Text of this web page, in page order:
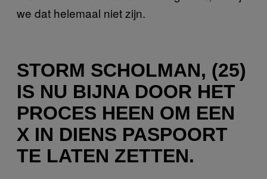
we dat helemaal niet zijn.
STORM SCHOLMAN, (25)
IS NU BIJNA DOOR HET
PROCES HEEN OM EEN
X IN DIENS PASPOORT
TE LATEN ZETTEN.